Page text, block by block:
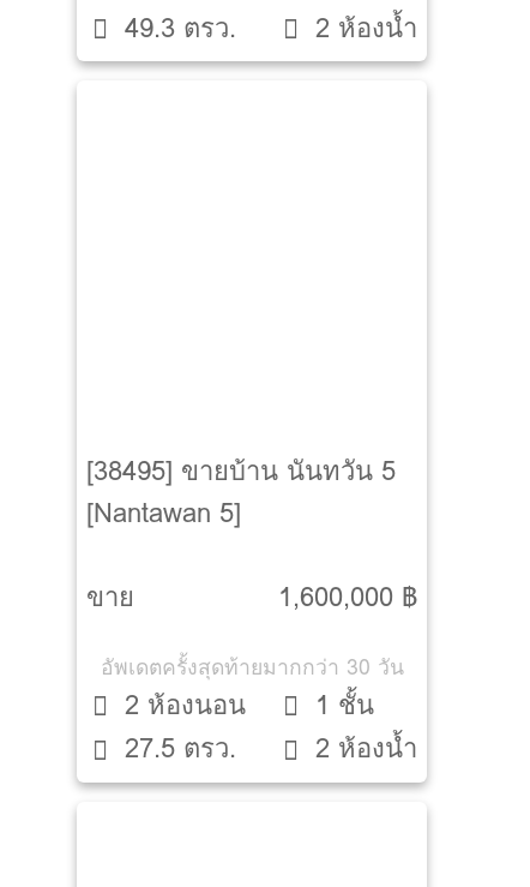
49.3 ตรว.
2 ห้องน้ำ
[38495] ขายบ้าน นันทวัน 5
[Nantawan 5]
ขาย 1,600,000 ฿
อัพเดตครั้งสุดท้ายมากกว่า 30 วัน
2 ห้องนอน
27.5 ตรว.
1 ชั้น
2 ห้องน้ำ